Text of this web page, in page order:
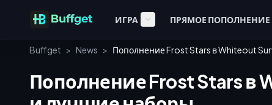
ИГРА ПРЯМОЕ ПОПОЛНЕНИЕ
Buffget > News > Пополнение Frost Stars в Whiteout
Пополнение Frost Stars в